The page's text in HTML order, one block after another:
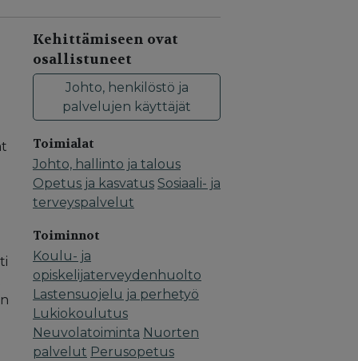
Kehittämiseen ovat
osallistuneet
Johto, henkilöstö ja
palvelujen käyttäjät
Toimialat
Johto, hallinto ja talous
Opetus ja kasvatus Sosiaali- ja
terveyspalvelut
Toiminnot
Koulu- ja
opiskelijaterveydenhuolto
Lastensuojelu ja perhetyö
Lukiokoulutus
Neuvolatoiminta Nuorten
palvelut Perusopetus